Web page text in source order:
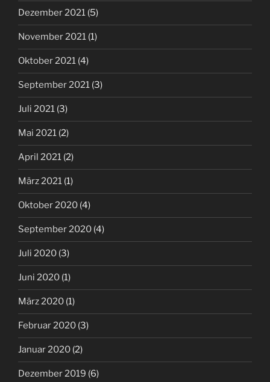
Dezember 2021 (5)
November 2021 (1)
Oktober 2021 (4)
September 2021 (3)
Juli 2021 (3)
Mai 2021 (2)
April 2021 (2)
März 2021 (1)
Oktober 2020 (4)
September 2020 (4)
Juli 2020 (3)
Juni 2020 (1)
März 2020 (1)
Februar 2020 (3)
Januar 2020 (2)
Dezember 2019 (6)